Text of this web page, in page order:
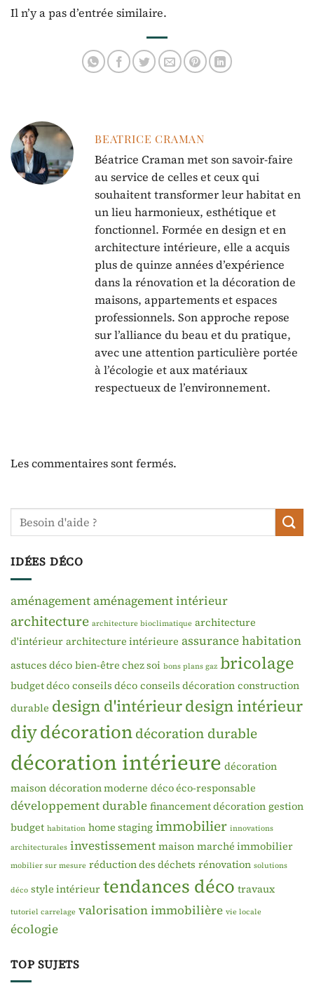
Il n’y a pas d’entrée similaire.
BEATRICE CRAMAN
Béatrice Craman met son savoir-faire
au service de celles et ceux qui
souhaitent transformer leur habitat en
un lieu harmonieux, esthétique et
fonctionnel. Formée en design et en
architecture intérieure, elle a acquis
plus de quinze années d’expérience
dans la rénovation et la décoration de
maisons, appartements et espaces
professionnels. Son approche repose
sur l’alliance du beau et du pratique,
avec une attention particulière portée
à l’écologie et aux matériaux
respectueux de l’environnement.
Les commentaires sont fermés.
IDÉES DÉCO
aménagementaménagement intérieur
architecture architecture bioclimatique architecture
d'intérieur architecture intérieure assurance habitation
astuces déco bien-être chez soi bons plans gaz bricolage
budget déco conseils déco conseils décoration construction
durable design d'intérieurdesign intérieur
diydécorationdécoration durable
décoration intérieure décoration
maison décoration moderne déco éco-responsable
développement durable financement décoration gestion
budget habitation home staging immobilier innovations
architecturales investissement maison marché immobilier
mobilier sur mesure réduction des déchets rénovation solutions
déco style intérieur tendances déco travaux
tutoriel carrelage valorisation immobilière vie locale
écologie
TOP SUJETS